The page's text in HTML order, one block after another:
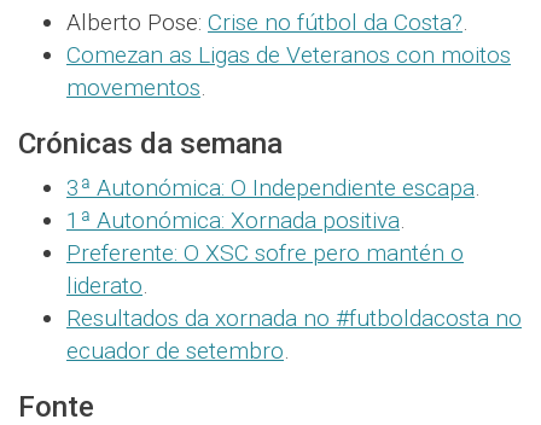
Alberto Pose: Crise no fútbol da Costa?.
Comezan as Ligas de Veteranos con moitos
movementos.
Crónicas da semana
3ª Autonómica: O Independiente escapa.
1ª Autonómica: Xornada positiva.
Preferente: O XSC sofre pero mantén o
liderato.
Resultados da xornada no #futboldacosta no
ecuador de setembro.
Fonte